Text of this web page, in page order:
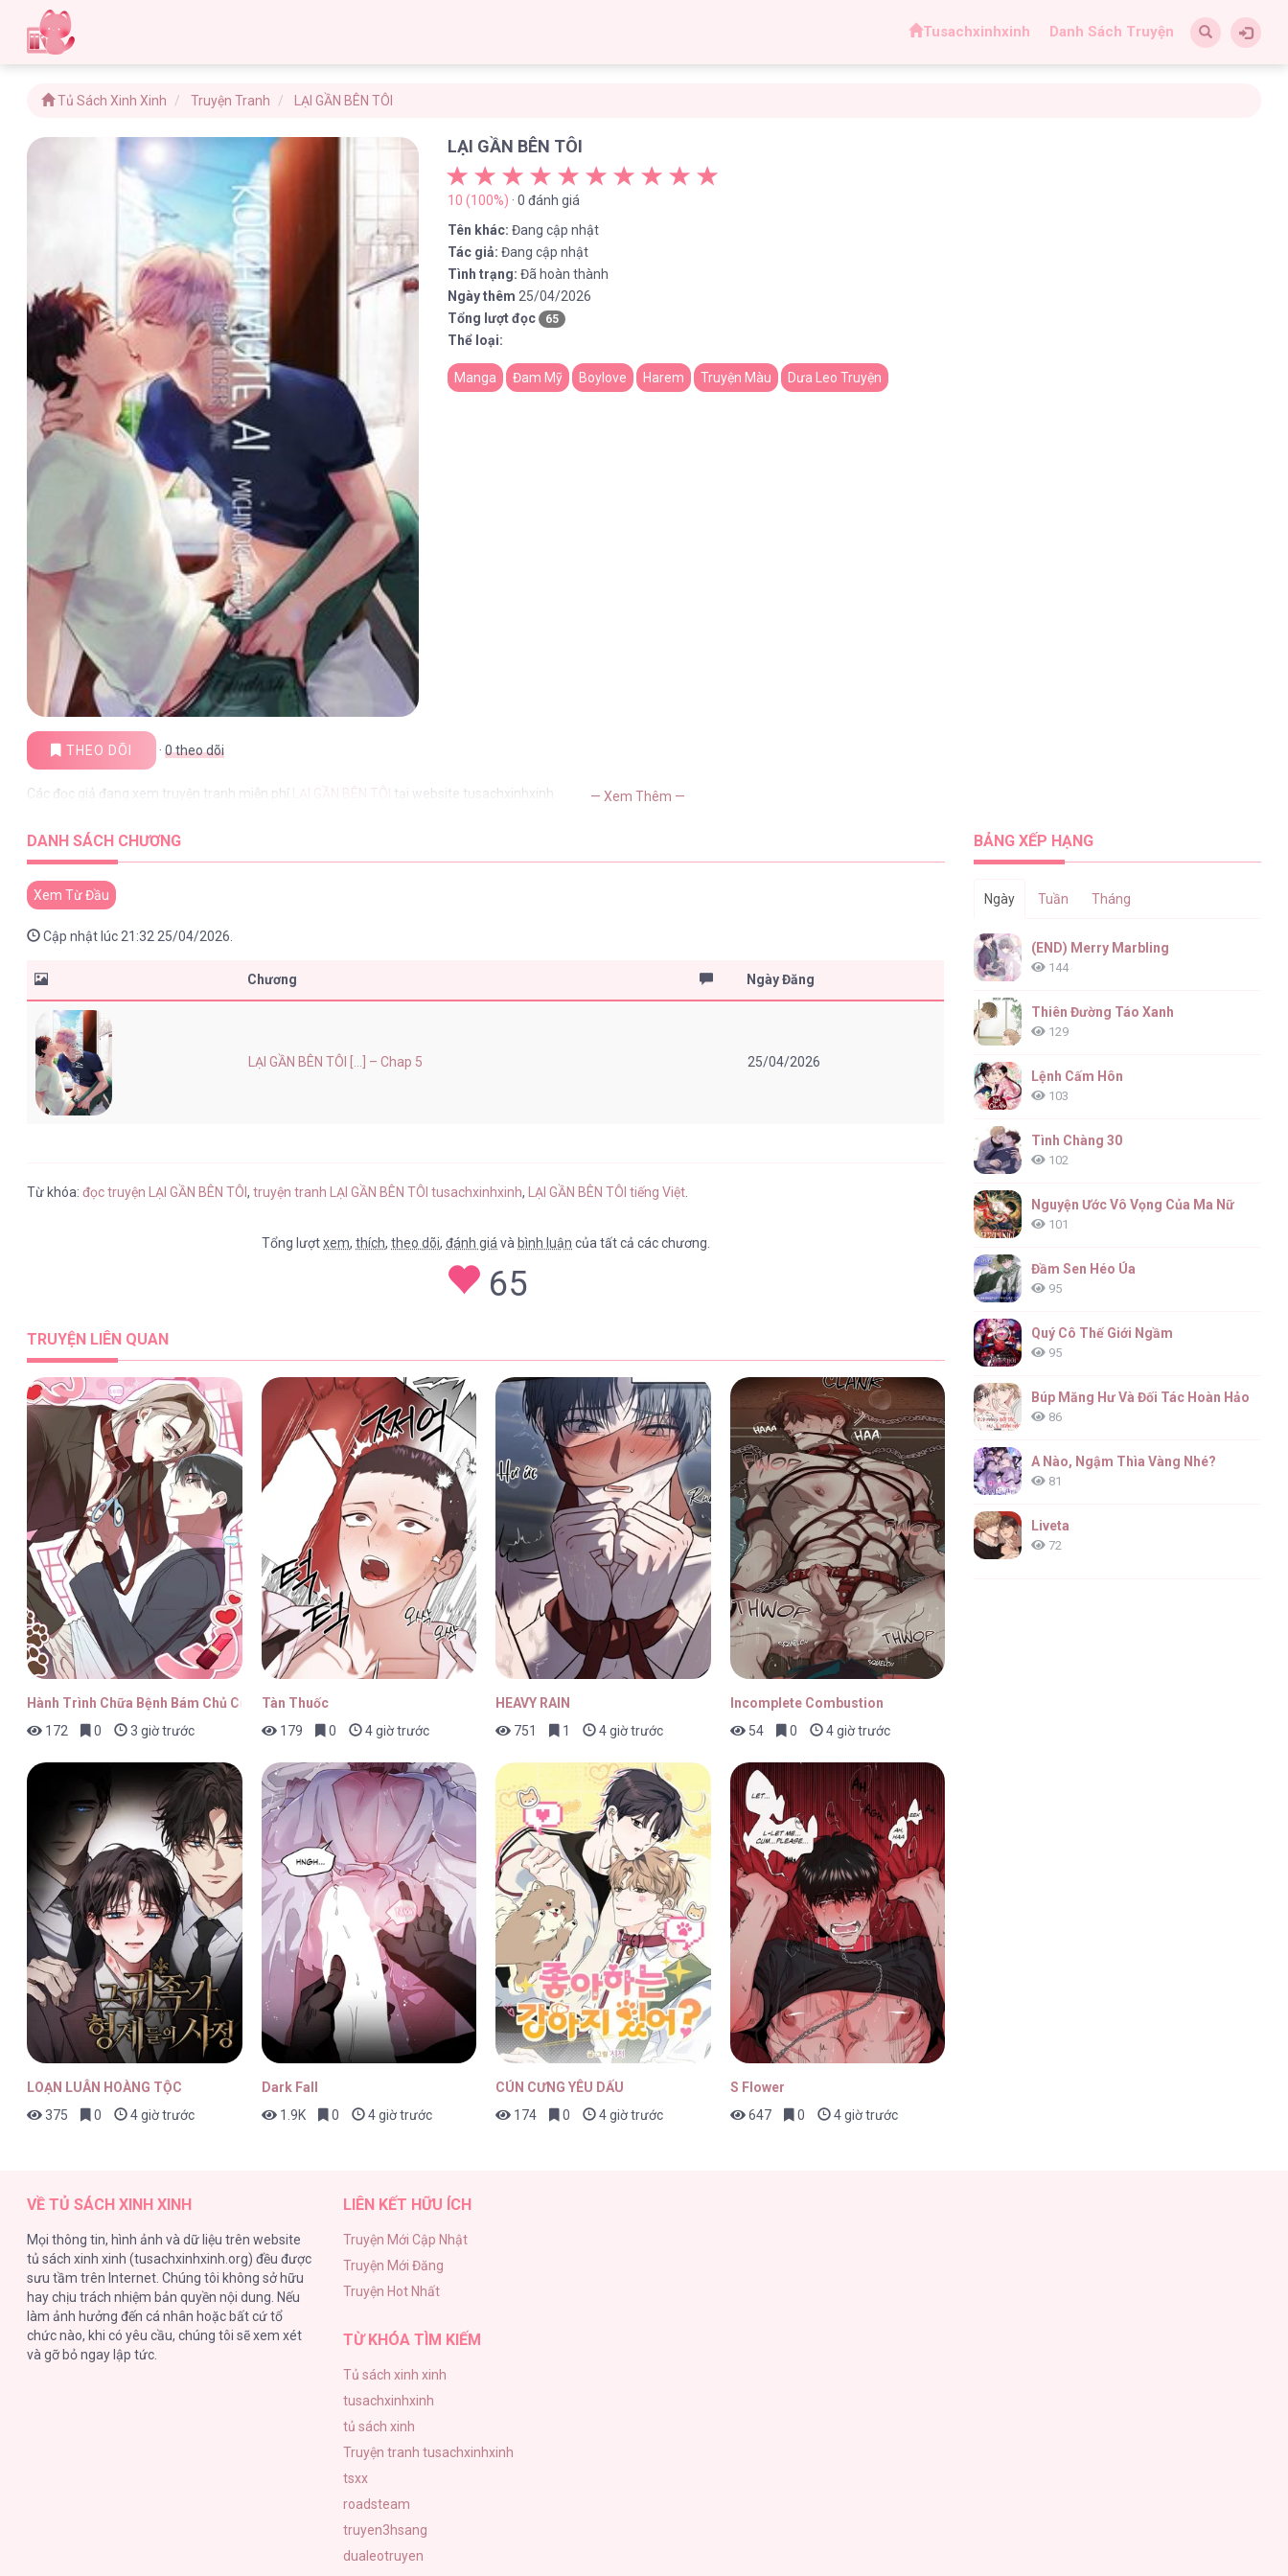
Tusachxinhxinh Danh Sách Truyện
Tủ Sách Xinh Xinh Truyện Tranh LẠI GẦN BÊN TÔI
LẠI GẦN BÊN TÔI
10 (100%) · 0 đánh giá
Tên khác: Đang cập nhật
Tác giả: Đang cập nhật
Tình trạng: Đã hoàn thành
Ngày thêm 25/04/2026
Tổng lượt đọc
65
Thể loại:
Manga Đam Mỹ Boylove Harem Truyện Màu Dưa Leo Truyện
THEO DÕI ·0theo dõi
Các đọc giả đang xem truyện tranh miễn phí LẠI GẦN BÊN TÔI tại website tusachxinhxinh — Xem Thêm —
DANH SÁCH CHƯƠNG
Xem Từ Đầu
Cập nhật lúc 21:32 25/04/2026.
Chương Ngày Đăng
LẠI GẦN BÊN TÔI [...] – Chap 5 25/04/2026
Từ khóa:đọc truyện LẠI GẦN BÊN TÔI,truyện tranh LẠI GẦN BÊN TÔI tusachxinhxinh, LẠI GẦN BÊN TÔI tiếng Việt.
Tổng lượtxem,thích,theo dõi,đánh giávà bình luận của tất cả các chương.
65
TRUYỆN LIÊN QUAN
Hành Trình Chữa Bệnh Bám Chủ Của Cún Nhà Tôi
172
0 3 giờ trước
Tàn Thuốc
179
0 4 giờ trước
HEAVY RAIN
751
1 4 giờ trước
Incomplete Combustion
54
0 4 giờ trước
LOẠN LUÂN HOÀNG TỘC
375
0 4 giờ trước
Dark Fall
1.9K
0 4 giờ trước
CÚN CƯNG YÊU DẤU
174
0 4 giờ trước
S Flower
647
0 4 giờ trước
BẢNG XẾP HẠNG
Ngày Tuần Tháng
(END) Merry Marbling
144
Thiên Đường Táo Xanh
129
Lệnh Cấm Hôn
103
Tình Chàng 30
102
Nguyện Ước Vô Vọng Của Ma Nữ
101
Đầm Sen Héo Úa
95
Quý Cô Thế Giới Ngầm
95
Búp Măng Hư Và Đối Tác Hoàn Hảo
86
A Nào, Ngậm Thìa Vàng Nhé?
81
Liveta
72
VỀ TỦ SÁCH XINH XINH
Mọi thông tin, hình ảnh và dữ liệu trên website
tủ sách xinh xinh (tusachxinhxinh.org) đều được
sưu tầm trên Internet. Chúng tôi không sở hữu
hay chịu trách nhiệm bản quyền nội dung. Nếu
làm ảnh hưởng đến cá nhân hoặc bất cứ tổ
chức nào, khi có yêu cầu, chúng tôi sẽ xem xét
và gỡ bỏ ngay lập tức.
LIÊN KẾT HỮU ÍCH
Truyện Mới Cập Nhật
Truyện Mới Đăng
Truyện Hot Nhất
TỪ KHÓA TÌM KIẾM
Tủ sách xinh xinh
tusachxinhxinh
tủ sách xinh
Truyện tranh tusachxinhxinh
tsxx
roadsteam
truyen3hsang
dualeotruyen